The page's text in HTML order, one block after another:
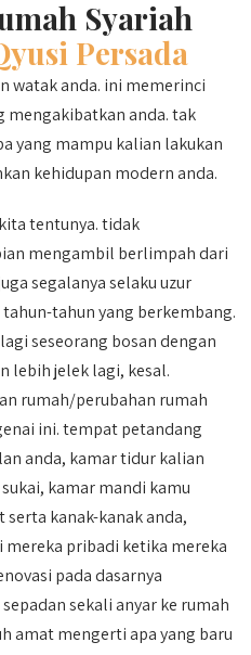
Syariah
Persada
watak anda. ini memerinci
mengakibatkan anda. tak
yang mampu kalian lakukan
kehidupan modern anda.
tentunya. tidak
mengambil berlimpah dari
segalanya selaku uzur
tahun yang berkembang.
seseorang bosan dengan
lebih jelek lagi, kesal.
rumah/perubahan rumah
ini. tempat petandang
anda, kamar tidur kalian
kamar mandi kamu
kanak-kanak anda,
pribadi ketika mereka
pada dasarnya
sekali anyar ke rumah
amat mengerti apa yang baru